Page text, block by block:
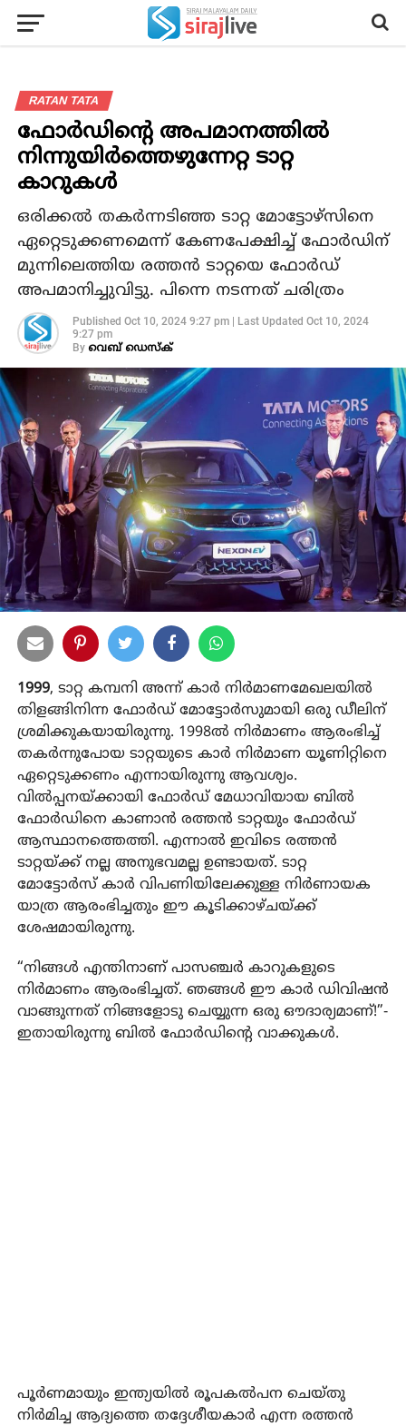
RATAN TATA
ഫോർഡിന്റെ അപമാനത്തിൽ
നിന്നുയിർത്തെഴുന്നേറ്റ ടാറ്റ
കാറുകൾ
ഒരിക്കൽ തകർന്നടിഞ്ഞ ടാറ്റ മോട്ടോഴ്സിനെ
ഏറ്റെടുക്കണമെന്ന് കേണപേക്ഷിച്ച് ഫോർഡിന്
മുന്നിലെത്തിയ രത്തൻ ടാറ്റയെ ഫോർഡ്
അപമാനിച്ചുവിട്ടു. പിന്നെ നടന്നത് ചരിത്രം
Published Oct 10, 2024 9:27 pm| Last Updated Oct 10, 2024
9:27 pm
By വെബ് ഡെസ്‌ക്
1999, ടാറ്റ കമ്പനി അന്ന്‌ കാർ നിർമാണമേഖലയിൽ
തിളങ്ങിനിന്ന ഫോർഡ്‌ മോട്ടോർസുമായി ഒരു ഡീലിന്‌
ശ്രമിക്കുകയായിരുന്നു. 1998ൽ നിർമാണം ആരംഭിച്ച്‌
തകർന്നുപോയ ടാറ്റയുടെ കാർ നിർമാണ യൂണിറ്റിനെ
ഏറ്റെടുക്കണം എന്നായിരുന്നു ആവശ്യം.
വിൽപ്പനയ്‌ക്കായി ഫോർഡ്‌ മേധാവിയായ ബിൽ
ഫോർഡിനെ കാണാൻ രത്തൻ ടാറ്റയും ഫോർഡ്‌
ആസ്ഥാനത്തെത്തി. എന്നാൽ ഇവിടെ രത്തൻ
ടാറ്റയ്‌ക്ക്‌ നല്ല അനുഭവമല്ല ഉണ്ടായത്‌. ടാറ്റ
മോട്ടോർസ്‌ കാർ വിപണിയിലേക്കുള്ള നിർണായക
യാത്ര ആരംഭിച്ചതും ഈ കൂടിക്കാഴ്‌ചയ്‌ക്ക്‌
ശേഷമായിരുന്നു.
“നിങ്ങൾ എന്തിനാണ്‌ പാസഞ്ചർ കാറുകളുടെ
നിർമാണം ആരംഭിച്ചത്. ഞങ്ങൾ ഈ കാർ ഡിവിഷൻ
വാങ്ങുന്നത് നിങ്ങളോടു ചെയ്യുന്ന ഒരു ഔദാര്യമാണ്!”‐
ഇതായിരുന്നു ബിൽ ഫോർഡിൻ്റെ വാക്കുകൾ.
പൂർണമായും ഇന്ത്യയിൽ രൂപകൽപന ചെയ്തു
നിർമിച്ച ആദ്യത്തെ തദ്ദേശീയകാർ എന്ന രത്തൻ